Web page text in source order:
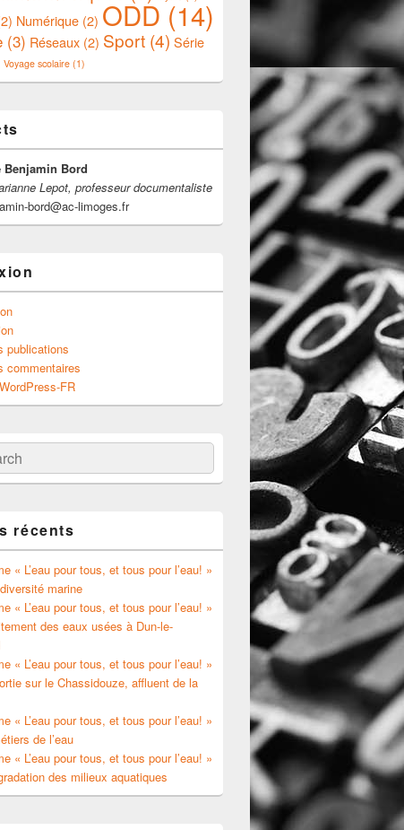
Numérique (2) ODD(14)
(3) Réseaux (2) Sport (4) Série
Voyage scolaire (1)
Benjamin Bord
Lepot, professeur documentaliste
bord@ac-limoges.fr
publications
commentaires
FR
récents
« L’eau pour tous, et tous pour l’eau! »
marine
« L’eau pour tous, et tous pour l’eau! »
des eaux usées à Dun-le-
« L’eau pour tous, et tous pour l’eau! »
sur le Chassidouze, affluent de la
« L’eau pour tous, et tous pour l’eau! »
de l’eau
« L’eau pour tous, et tous pour l’eau! »
des milieux aquatiques